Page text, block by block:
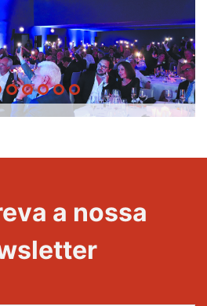
Maravilhas
a nossa